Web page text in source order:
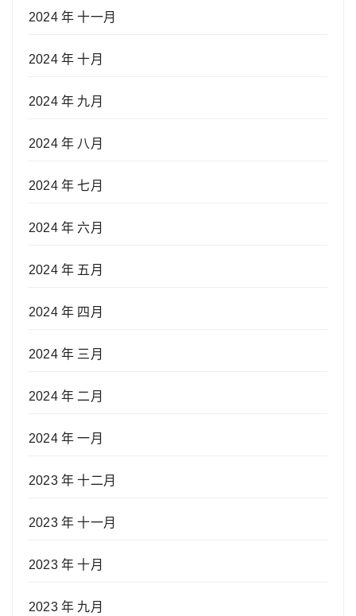
2024 年 十一月
2024 年 十月
2024 年 九月
2024 年 八月
2024 年 七月
2024 年 六月
2024 年 五月
2024 年 四月
2024 年 三月
2024 年 二月
2024 年 一月
2023 年 十二月
2023 年 十一月
2023 年 十月
2023 年 九月